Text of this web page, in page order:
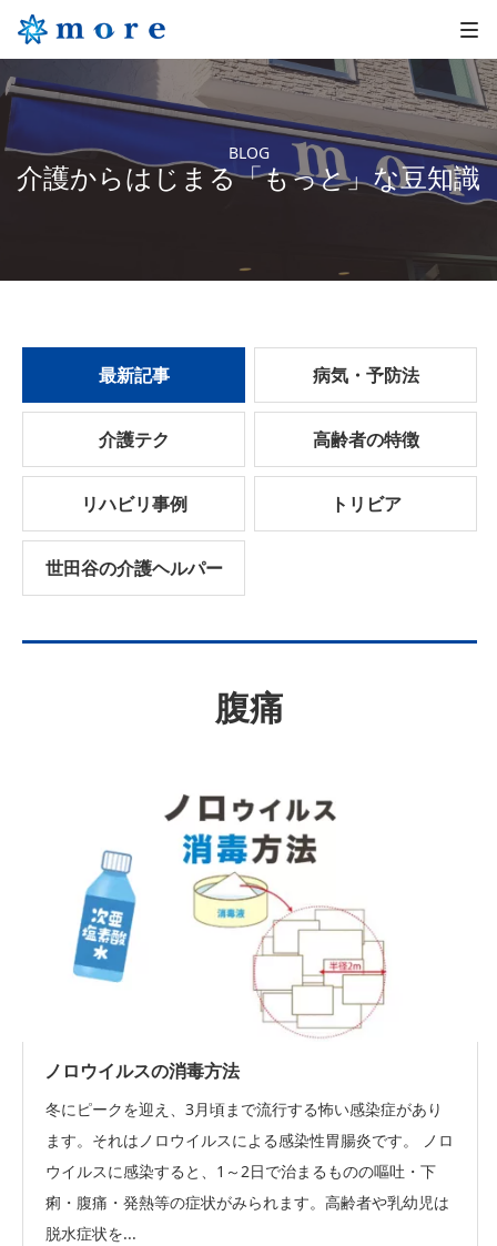
BLOG
介護からはじまる「もっと」な豆知識
最新記事 病気・予防法
介護テク 高齢者の特徴
リハビリ事例 トリビア
世田谷の介護ヘルパー
腹痛
ノロウイルスの消毒方法
冬にピークを迎え、3月頃まで流行する怖い感染症があり
ます。それはノロウイルスによる感染性胃腸炎です。 ノロ
ウイルスに感染すると、1～2日で治まるものの嘔吐・下
痢・腹痛・発熱等の症状がみられます。高齢者や乳幼児は
脱水症状を...